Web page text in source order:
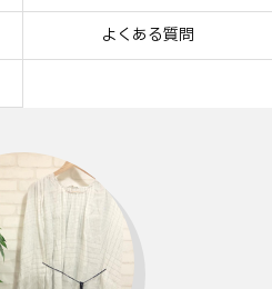
よくある質問